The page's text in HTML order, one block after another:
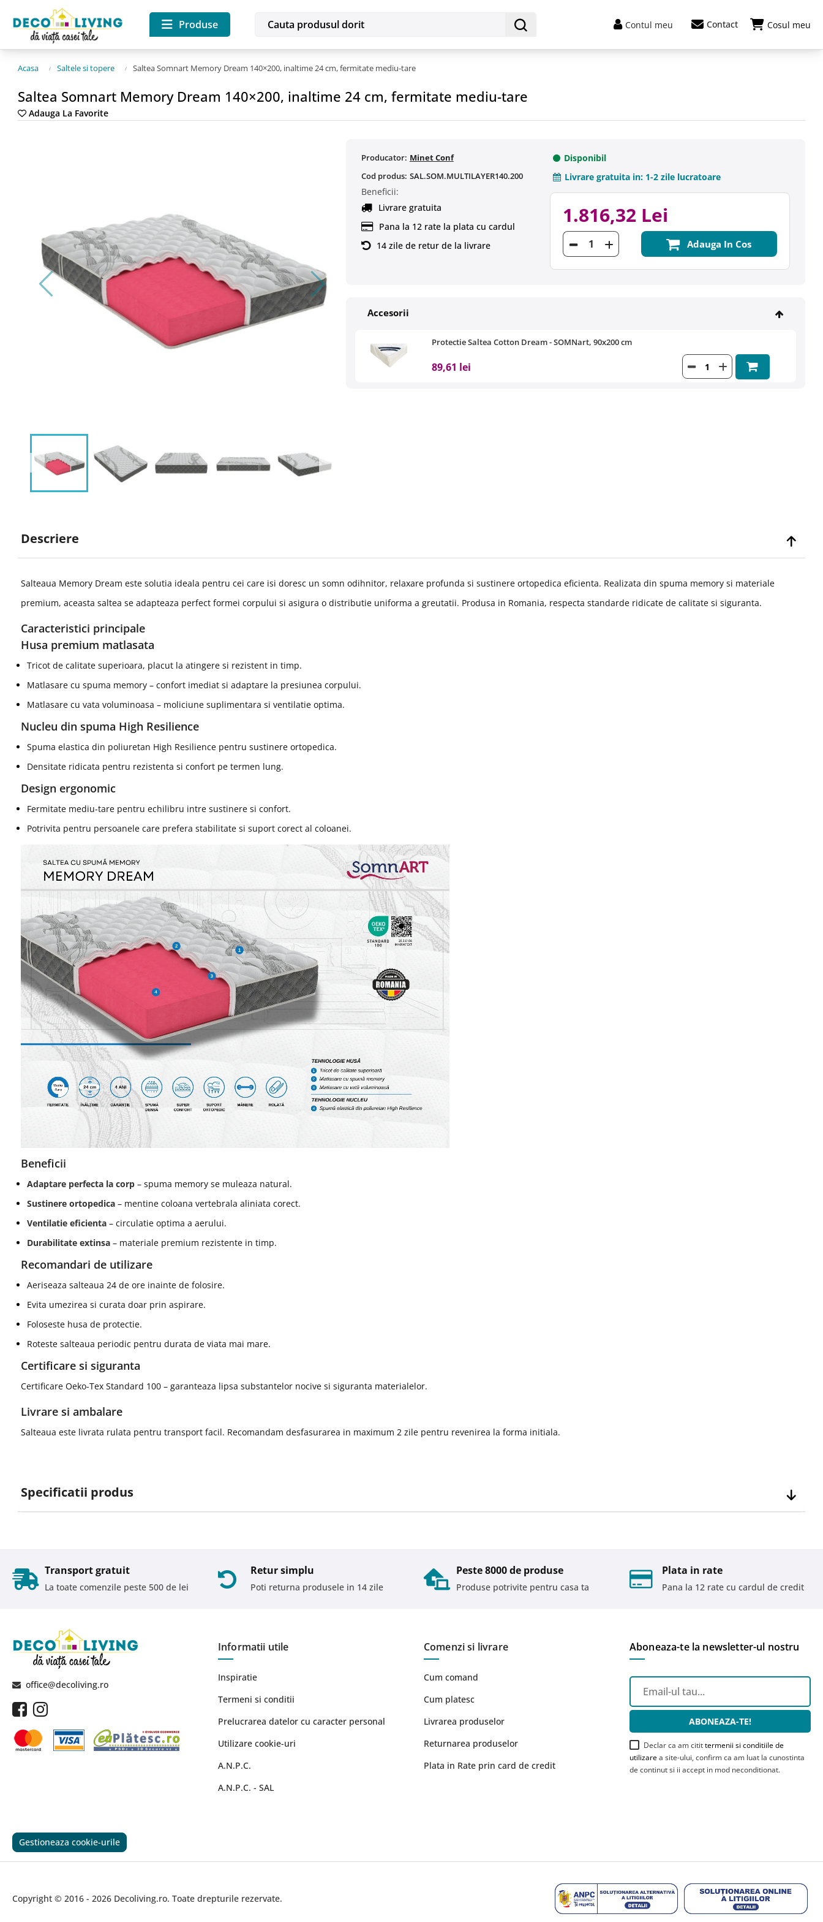
Produse Contul meu Contact Cosul meu
Acasa Saltele si topere Saltea Somnart Memory Dream 140×200, inaltime 24 cm, fermitate mediu-tare
Saltea Somnart Memory Dream 140×200, inaltime 24 cm, fermitate mediu-tare
Adauga La Favorite
Producator: Minet Conf
Cod produs: SAL.SOM.MULTILAYER140.200
Beneficii:
Livrare gratuita
Pana la 12 rate la plata cu cardul
14 zile de retur de la livrare
Disponibil
Livrare gratuita in: 1-2 zile lucratoare
1.816,32 Lei
Adauga In Cos
Accesorii
Protectie Saltea Cotton Dream - SOMNart, 90x200 cm
89,61 lei
Descriere
Salteaua Memory Dream este solutia ideala pentru cei care isi doresc un somn odihnitor, relaxare profunda si sustinere ortopedica eficienta. Realizata din spuma memory si materiale
premium, aceasta saltea se adapteaza perfect formei corpului si asigura o distributie uniforma a greutatii. Produsa in Romania, respecta standarde ridicate de calitate si siguranta.
Caracteristici principale
Husa premium matlasata
Tricot de calitate superioara, placut la atingere si rezistent in timp.
Matlasare cu spuma memory – confort imediat si adaptare la presiunea corpului.
Matlasare cu vata voluminoasa – moliciune suplimentara si ventilatie optima.
Nucleu din spuma High Resilience
Spuma elastica din poliuretan High Resilience pentru sustinere ortopedica.
Densitate ridicata pentru rezistenta si confort pe termen lung.
Design ergonomic
Fermitate mediu-tare pentru echilibru intre sustinere si confort.
Potrivita pentru persoanele care prefera stabilitate si suport corect al coloanei.
Beneficii
Adaptare perfecta la corp – spuma memory se muleaza natural.
Sustinere ortopedica – mentine coloana vertebrala aliniata corect.
Ventilatie eficienta – circulatie optima a aerului.
Durabilitate extinsa – materiale premium rezistente in timp.
Recomandari de utilizare
Aeriseaza salteaua 24 de ore inainte de folosire.
Evita umezirea si curata doar prin aspirare.
Foloseste husa de protectie.
Roteste salteaua periodic pentru durata de viata mai mare.
Certificare si siguranta
Certificare Oeko-Tex Standard 100 – garanteaza lipsa substantelor nocive si siguranta materialelor.
Livrare si ambalare
Salteaua este livrata rulata pentru transport facil. Recomandam desfasurarea in maximum 2 zile pentru revenirea la forma initiala.
Specificatii produs
Transport gratuit
La toate comenzile peste 500 de lei
Retur simplu
Poti returna produsele in 14 zile
Peste 8000 de produse
Produse potrivite pentru casa ta
Plata in rate
Pana la 12 rate cu cardul de credit
office@decoliving.ro
Informatii utile
Inspiratie
Termeni si conditii
Prelucrarea datelor cu caracter personal
Utilizare cookie-uri
A.N.P.C.
A.N.P.C. - SAL
Comenzi si livrare
Cum comand
Cum platesc
Livrarea produselor
Returnarea produselor
Plata in Rate prin card de credit
Aboneaza-te la newsletter-ul nostru
ABONEAZA-TE!
Declar ca am citittermenii si conditiile de
utilizarea site-ului, confirm ca am luat la cunostinta
de continut si ii accept in mod neconditionat.
Gestioneaza cookie-urile
Copyright © 2016 - 2026 Decoliving.ro. Toate drepturile rezervate.